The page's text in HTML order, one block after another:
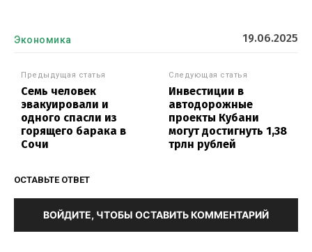
Экономика 19.06.2025
Предыдущая статья
Семь человек
эвакуировали и
одного спасли из
горящего барака в
Сочи
Следующая статья
Инвестиции в
автодорожные
проекты Кубани
могут достигнуть 1,38
трлн рублей
ОСТАВЬТЕ ОТВЕТ
ВОЙДИТЕ, ЧТОБЫ ОСТАВИТЬ КОММЕНТАРИЙ